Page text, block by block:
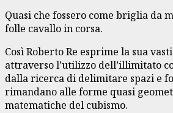
Quasi che fossero come briglia da
folle cavallo in corsa.
Così Roberto Re esprime la sua
attraverso l’utilizzo dell’illimitato
dalla ricerca di delimitare spazi e
rimandano alle forme quasi
matematiche del cubismo.